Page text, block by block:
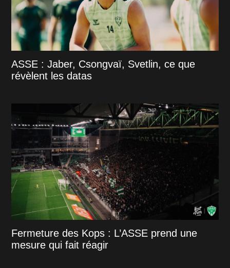
ASSE : Jaber, Csongvaï, Svetlin, ce que
révèlent les datas
Fermeture des Kops : L’ASSE prend une
mesure qui fait réagir